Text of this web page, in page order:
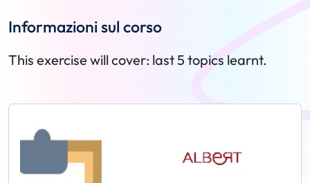
Informazioni sul corso
This exercise will cover: last 5 topics learnt.